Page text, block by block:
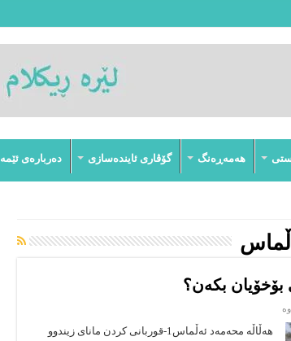
هەمەڕەنگ گۆڤارى ئایندەسازى دەربارەى ئێمە
بۆخۆیان بکەن؟
تۆ)
هەڵاڵە محەمەد ئەڵماس1-قوربانى كردن ماناى زیندوو